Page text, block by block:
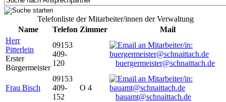
Telefonliste der Mitarbeiter/innen der Verwaltung
Name
Telefon Zimmer
Mail
Herr
Pitterlein
Erster
Bürgermeister
09153
409-
120
buergermeister@schnaittach.de
Frau Bisch
09153
409-
152
O 4
bauamt@schnaittach.de